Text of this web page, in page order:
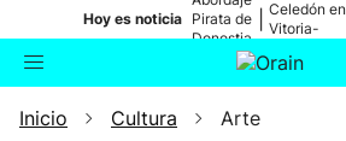
Hoy es noticia Pirata de
Donostia
Celedón en
Vitoria-
Buscador Actualidad
Inicio Cultura Arte